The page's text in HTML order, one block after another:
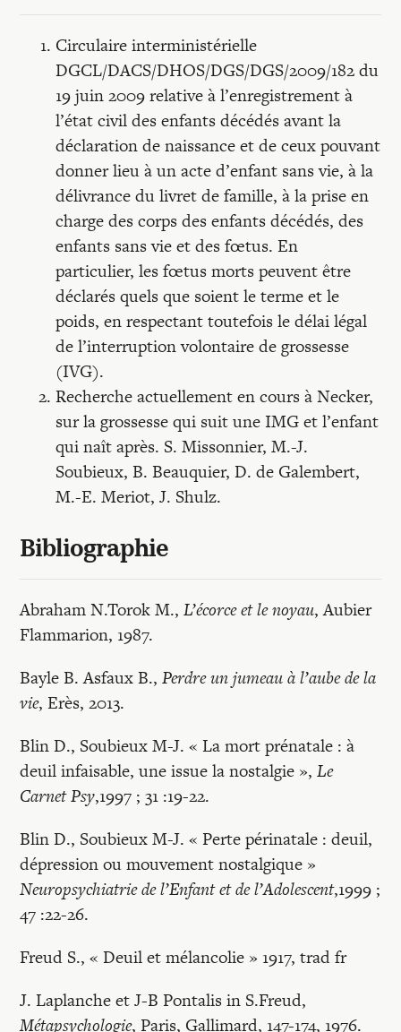
Circulaire interministérielle
DGCL/DACS/DHOS/DGS/DGS/2009/182 du
19 juin 2009 relative à l’enregistrement à
l’état civil des enfants décédés avant la
déclaration de naissance et de ceux pouvant
donner lieu à un acte d’enfant sans vie, à la
délivrance du livret de famille, à la prise en
charge des corps des enfants décédés, des
enfants sans vie et des fœtus. En
particulier, les fœtus morts peuvent être
déclarés quels que soient le terme et le
poids, en respectant toutefois le délai légal
de l’interruption volontaire de grossesse
(IVG).
Recherche actuellement en cours à Necker,
sur la grossesse qui suit une IMG et l’enfant
qui naît après. S. Missonnier, M.-J.
Soubieux, B. Beauquier, D. de Galembert,
M.-E. Meriot, J. Shulz.
Bibliographie
Abraham N.Torok M.,L’écorce et le noyau, Aubier
Flammarion, 1987.
Bayle B. Asfaux B.,Perdre un jumeau à l’aube de la
vie, Erès, 2013.
Blin D., Soubieux M-J. « La mort prénatale : à
deuil infaisable, une issue la nostalgie »,Le
Carnet Psy,1997 ; 31 :19-22.
Blin D., Soubieux M-J. « Perte périnatale : deuil,
dépression ou mouvement nostalgique »
Neuropsychiatrie de l’Enfant et de l’Adolescent,1999 ;
47 :22-26.
Freud S., « Deuil et mélancolie » 1917, trad fr
J. Laplanche et J-B Pontalis in S.Freud,
Métapsychologie, Paris, Gallimard, 147-174, 1976.